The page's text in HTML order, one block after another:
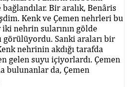
Bir aralık, Benâris
Kenk ve Çemen nehrleri bu
nehrin sularının gölde
görülüyordu. Sanki araları bir
nehrinin akdığı tarafda
gelen suyu içiyorlardı. Çemen
bulunanlar da, Çemen